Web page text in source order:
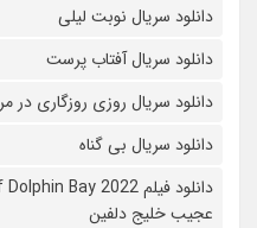
دانلود سریال نوبت لیلی
دانلود سریال آفتاب پرست
دانلود سریال روزی روزگاری در
دانلود سریال بی گناه
عجیب خلیج دلفین